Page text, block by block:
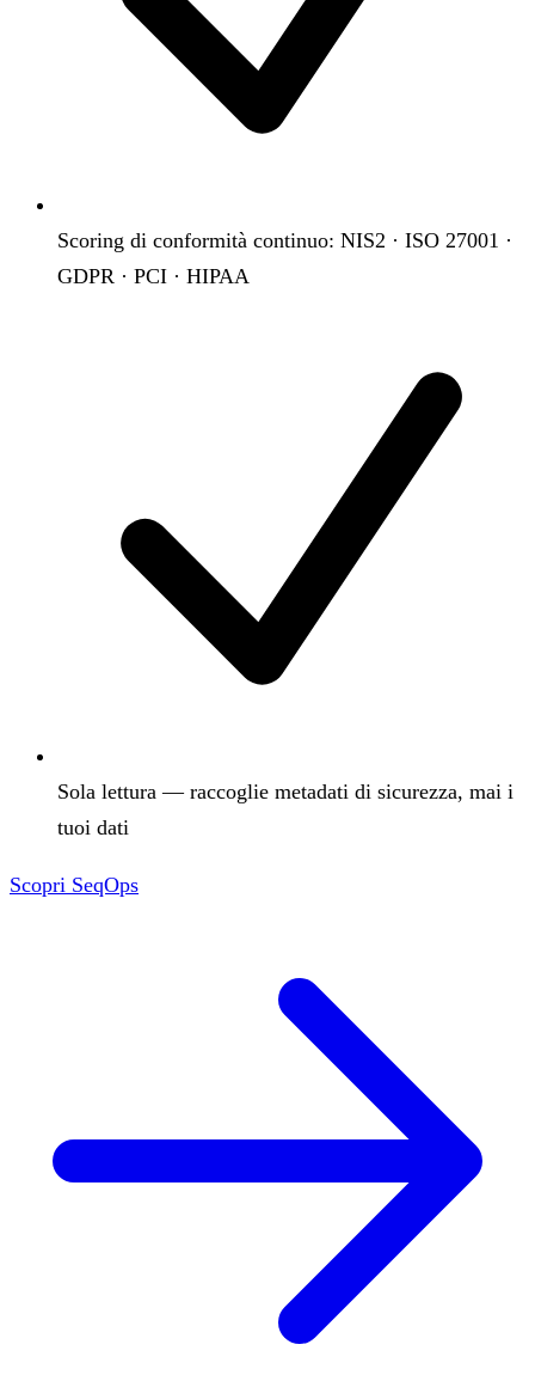
Scoring di conformità continuo: NIS2 · ISO 27001 ·
GDPR · PCI · HIPAA
Sola lettura — raccoglie metadati di sicurezza, mai i
tuoi dati
Scopri SeqOps